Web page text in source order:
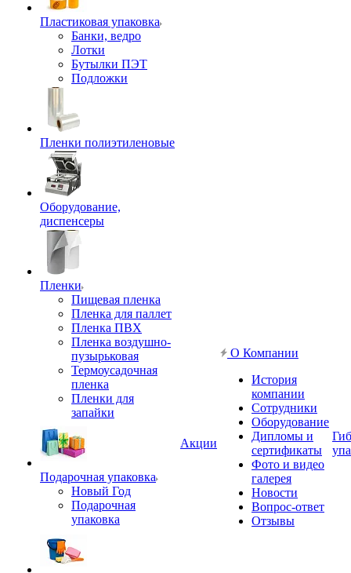
Пластиковая упаковка
Банки, ведро
Лотки
Бутылки ПЭТ
Подложки
Пленки полиэтиленовые
Оборудование,
диспенсеры
Пленки
Пищевая пленка
Пленка для паллет
Пленка ПВХ
Пленка воздушно-
пузырьковая
Термоусадочная
пленка
Пленки для
запайки
Подарочная упаковка
Новый Год
Подарочная
упаковка
Акции
О Компании
История
компании
Сотрудники
Оборудование
Дипломы и
сертификаты
Фото и видео
галерея
Новости
Вопрос-ответ
Отзывы